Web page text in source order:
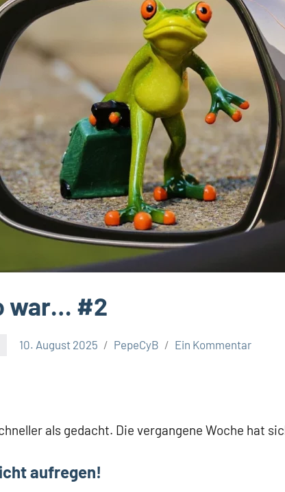
war… #2
10. August 2025 PepeCyB Ein Kommentar
als gedacht. Die vergangene Woche hat
aufregen!